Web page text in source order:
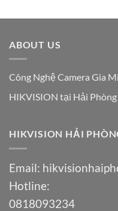
ABOUT US
Công Nghệ Camera Gia
HIKVISION tại Hải Phòng
HIKVISION HẢI
Email:
Hotline:
0818093234